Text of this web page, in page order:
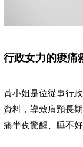
行政女力的痠
黃小姐是位從事行
資料，導致肩頸長
痛半夜驚醒、睡不好